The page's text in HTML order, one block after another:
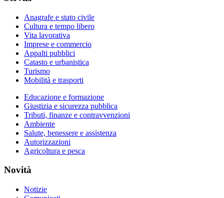
Anagrafe e stato civile
Cultura e tempo libero
Vita lavorativa
Imprese e commercio
Appalti pubblici
Catasto e urbanistica
Turismo
Mobilità e trasporti
Educazione e formazione
Giustizia e sicurezza pubblica
Tributi, finanze e contravvenzioni
Ambiente
Salute, benessere e assistenza
Autorizzazioni
Agricoltura e pesca
Novità
Notizie